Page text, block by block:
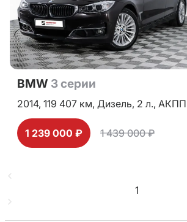
BMW 3 серии
2014, 119 407 км, Дизель, 2 л., АКПП
1 239 000 ₽ 1 439 000 ₽
1